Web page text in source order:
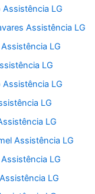
LG
Assistência LG
LG
LG
LG
LG
LG
Assistência LG
LG
LG